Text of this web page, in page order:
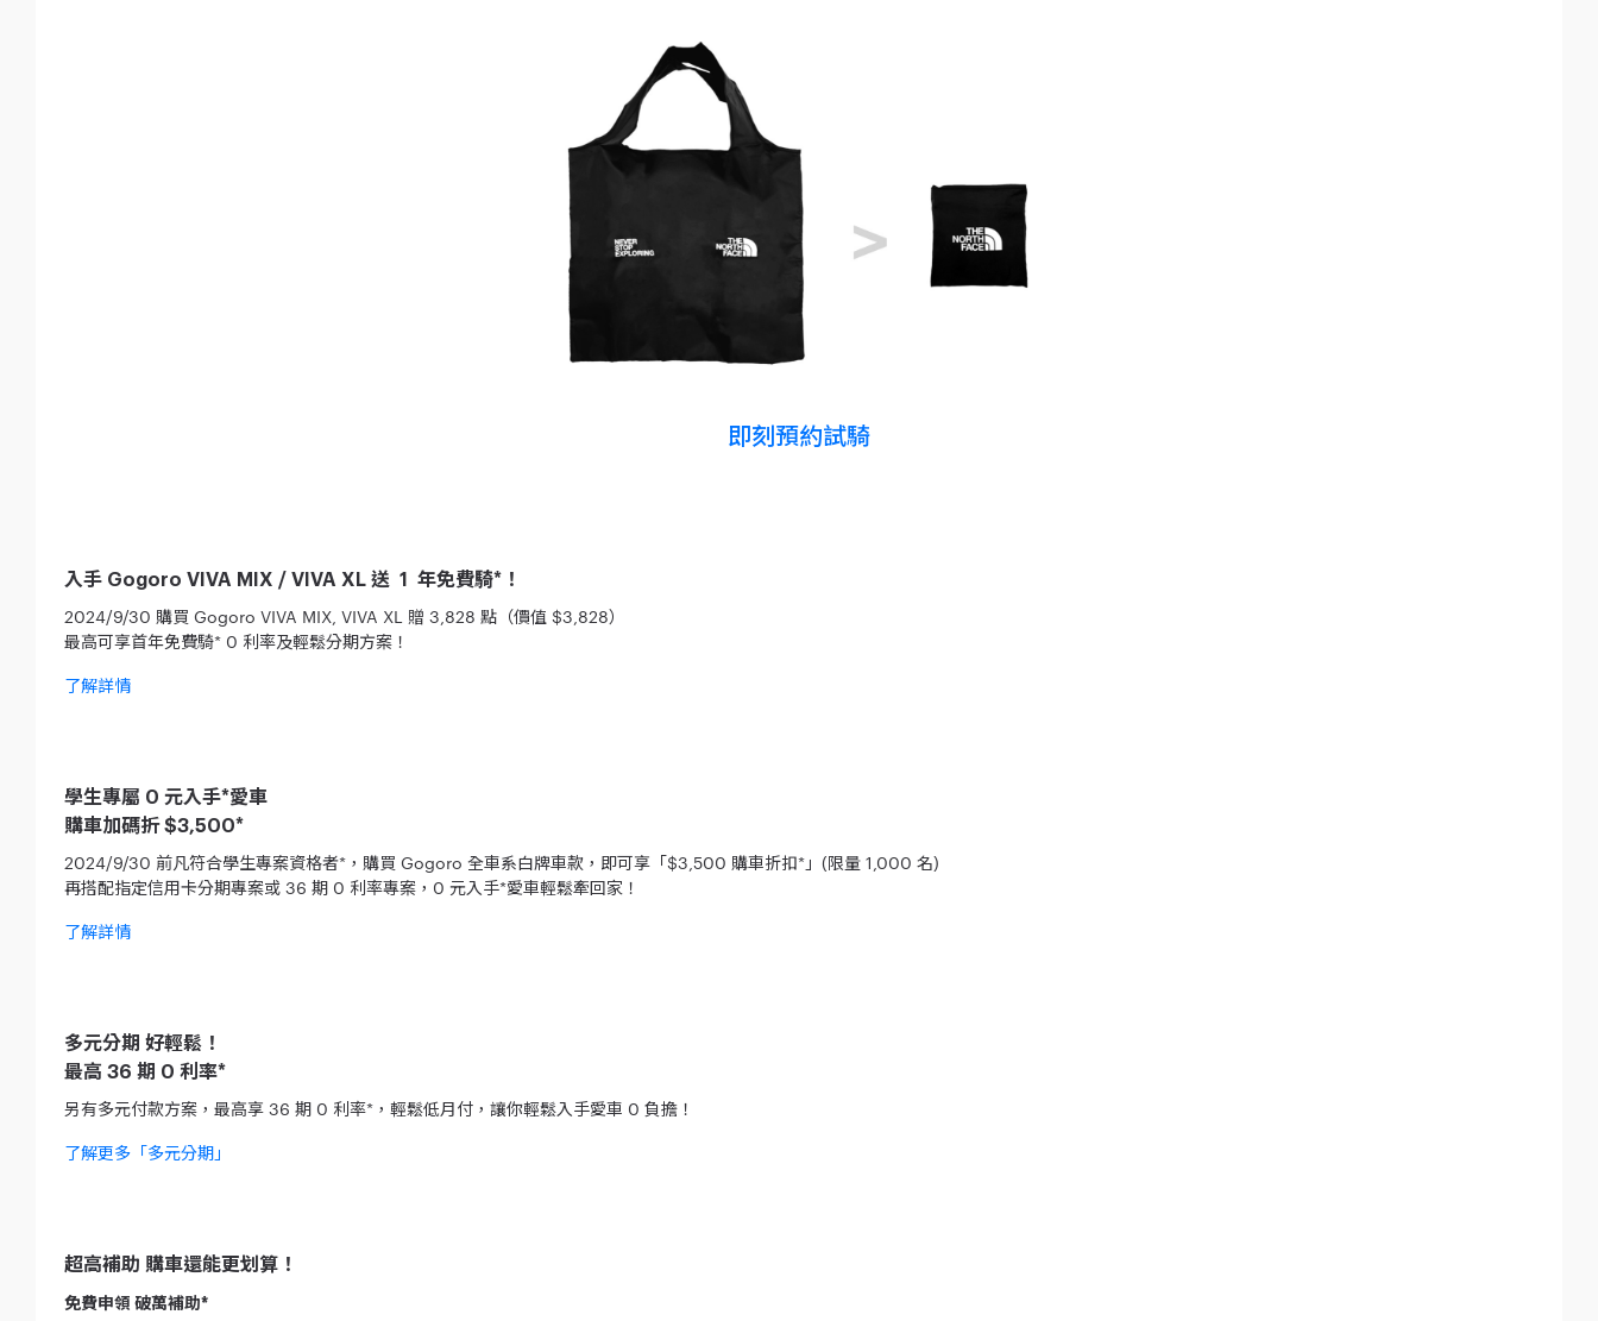
即刻預約試騎
入手 Gogoro VIVA MIX / VIVA XL 送 1 年免費騎*！
2024/9/30 購買 Gogoro VIVA MIX, VIVA XL 贈 3,828 點（價值 $3,828）
最高可享首年免費騎* 0 利率及輕鬆分期方案！
了解詳情
學生專屬 0 元入手*愛車
購車加碼折 $3,500*
2024/9/30 前凡符合學生專案資格者*，購買 Gogoro 全車系白牌車款，即可享「$3,500 購車折扣*」(限量 1,000 名)
再搭配指定信用卡分期專案或 36 期 0 利率專案，0 元入手*愛車輕鬆牽回家！
了解詳情
多元分期 好輕鬆！
最高 36 期 0 利率*
另有多元付款方案，最高享 36 期 0 利率*，輕鬆低月付，讓你輕鬆入手愛車 0 負擔！
了解更多「多元分期」
超高補助 購車還能更划算！
免費申領 破萬補助*